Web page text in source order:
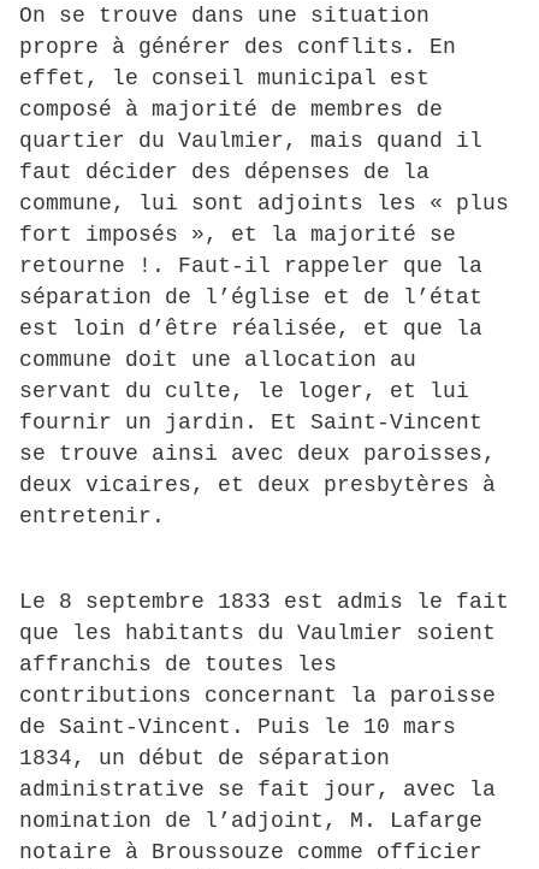
On se trouve dans une situation
propre à générer des conflits. En
effet, le conseil municipal est
composé à majorité de membres de
quartier du Vaulmier, mais quand il
faut décider des dépenses de la
commune, lui sont adjoints les « plus
fort imposés », et la majorité se
retourne !. Faut-il rappeler que la
séparation de l’église et de l’état
est loin d’être réalisée, et que la
commune doit une allocation au
servant du culte, le loger, et lui
fournir un jardin. Et Saint-Vincent
se trouve ainsi avec deux paroisses,
deux vicaires, et deux presbytères à
entretenir.
Le 8 septembre 1833 est admis le fait
que les habitants du Vaulmier soient
affranchis de toutes les
contributions concernant la paroisse
de Saint-Vincent. Puis le 10 mars
1834, un début de séparation
administrative se fait jour, avec la
nomination de l’adjoint, M. Lafarge
notaire à Broussouze comme officier